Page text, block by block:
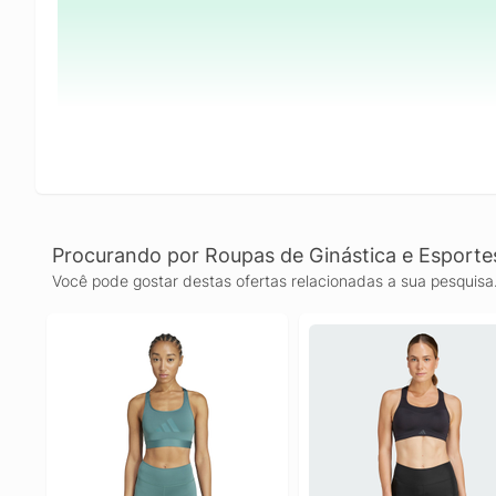
Procurando por Roupas de Ginástica e
Você pode gostar destas ofertas relacionadas a sua